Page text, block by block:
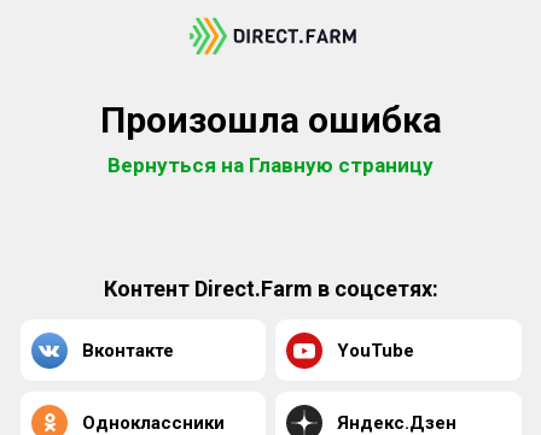
Произошла ошибка
Вернуться на Главную страницу
Контент Direct.Farm в соцсетях:
Вконтакте YouTube
Одноклассники Яндекс.Дзен